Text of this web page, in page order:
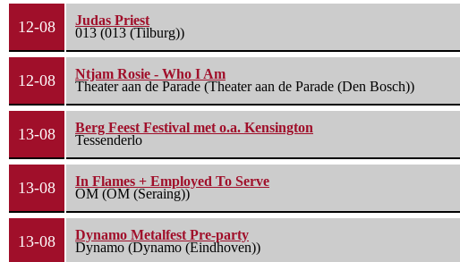
12-08
Judas Priest
013 (013 (Tilburg))
12-08
Ntjam Rosie - Who I Am
Theater aan de Parade (Theater aan de Parade (Den Bosch))
13-08
Berg Feest Festival met o.a. Kensington
Tessenderlo
13-08
In Flames + Employed To Serve
OM (OM (Seraing))
13-08
Dynamo Metalfest Pre-party
Dynamo (Dynamo (Eindhoven))